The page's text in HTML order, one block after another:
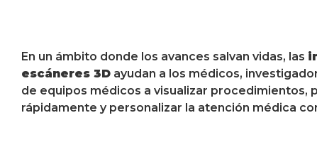
En un ámbito donde los avances salvan vidas, las
escáneres 3D ayudan a los médicos,
de equipos médicos a visualizar procedimientos,
rápidamente y personalizar la atención médica